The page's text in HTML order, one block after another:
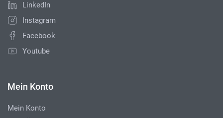
LinkedIn
Instagram
Facebook
Youtube
Mein Konto
Mein Konto